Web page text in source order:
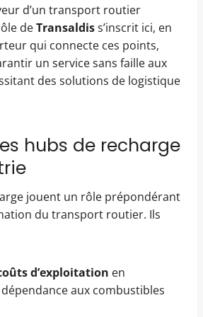
d’un transport routier
deTransaldiss’inscrit ici, en
qui connecte ces points,
un service sans faille aux
des solutions de logistique
hubs de recharge
jouent un rôle prépondérant
du transport routier. Ils
d’exploitation en
aux combustibles